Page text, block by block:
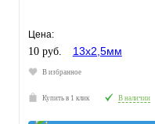
Цена:
10 руб.
В избранное
Купить в 1 клик В наличии